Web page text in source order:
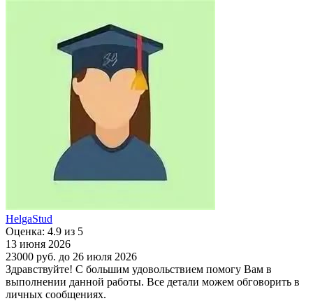
HelgaStud
Оценка: 4.9 из 5
13 июня 2026
23000 руб. до 26 июля 2026
Здравствуйте! С большим удовольствием помогу Вам в
выполнении данной работы. Все детали можем обговорить в
личных сообщениях.